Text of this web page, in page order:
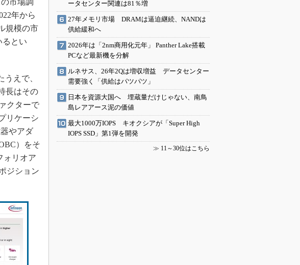
市場調
年から
規模の市
るとい
えで、
長はその
クターで
リケーシ
やアダ
）をそ
ォリオア
ジション
ータセンター関連は81％増
27年メモリ市場 DRAMは逼迫継続、NANDは
供給緩和へ
2026年は「2nm商用化元年」 Panther Lake搭載
PCなど最新機を分解
ルネサス、26年2Qは増収増益 データセンター
需要強く「供給はパツパツ」
日本を資源大国へ 埋蔵量だけじゃない、南鳥
島レアアース泥の価値
最大1000万IOPS キオクシアが「Super High
IOPS SSD」第1弾を開発
≫ 11～30位はこちら